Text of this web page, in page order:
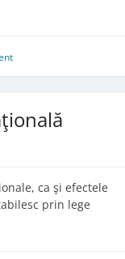
ca şi efectele
prin lege